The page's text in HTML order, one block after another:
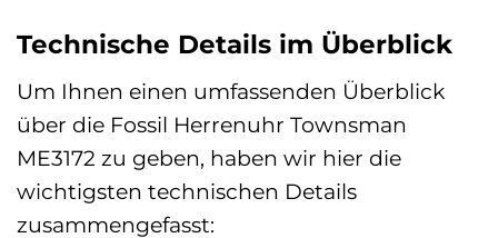
Technische Details im Überblick
Um Ihnen einen umfassenden Überblick
über die Fossil Herrenuhr Townsman
ME3172 zu geben, haben wir hier die
wichtigsten technischen Details
zusammengefasst: